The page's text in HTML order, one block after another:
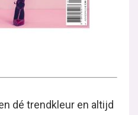
dé trendkleur en altijd